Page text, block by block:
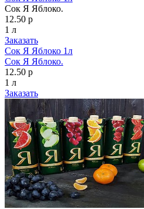
Сок Я Яблоко.
12.50 р
1 л
Заказать
Сок Я Яблоко 1л
Сок Я Яблоко.
12.50 р
1 л
Заказать